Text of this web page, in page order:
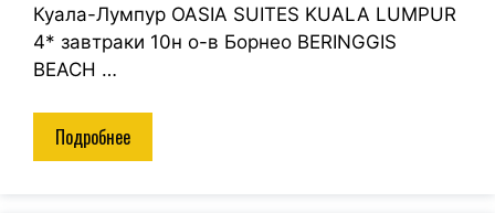
Куала-Лумпур OASIA SUITES KUALA LUMPUR
4* завтраки 10н о-в Борнео BERINGGIS
BEACH …
Подробнее